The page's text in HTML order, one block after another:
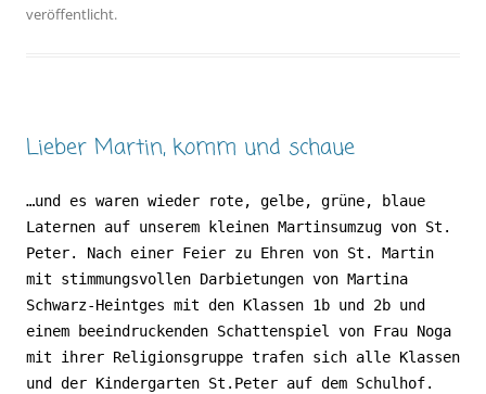
veröffentlicht.
Lieber Martin, komm und schaue
…und es waren wieder rote, gelbe, grüne, blaue
Laternen auf unserem kleinen Martinsumzug von St.
Peter. Nach einer Feier zu Ehren von St. Martin
mit stimmungsvollen Darbietungen von Martina
Schwarz-Heintges mit den Klassen 1b und 2b und
einem beeindruckenden Schattenspiel von Frau Noga
mit ihrer Religionsgruppe trafen sich alle Klassen
und der Kindergarten St.Peter auf dem Schulhof.